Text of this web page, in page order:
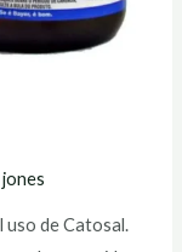
jones
uso de Catosal.